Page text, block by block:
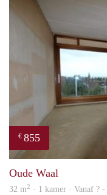
€ 855
Oude Waal
32 m2 · 1 kamer · Vanaf ?